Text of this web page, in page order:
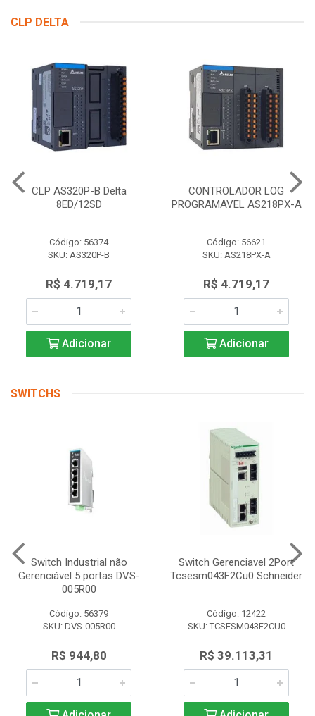
CLP DELTA
CLP AS320P-B Delta
8ED/12SD
Código: 56374
SKU: AS320P-B
R$ 4.719,17
Adicionar
CONTROLADOR LOG
PROGRAMAVEL AS218PX-A
Código: 56621
SKU: AS218PX-A
R$ 4.719,17
Adicionar
SWITCHS
Switch Industrial não
Gerenciável 5 portas DVS-
005R00
Código: 56379
SKU: DVS-005R00
R$ 944,80
Switch Gerenciavel 2Port
Tcsesm043F2Cu0 Schneider
Código: 12422
SKU: TCSESM043F2CU0
R$ 39.113,31